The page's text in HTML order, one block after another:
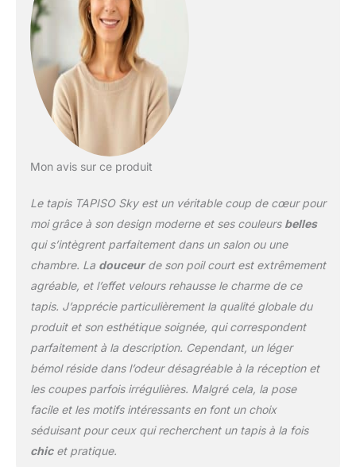
Mon avis sur ce produit
Le tapis TAPISO Sky est un véritable coup de cœur pour
moi grâce à son design moderne et ses couleurs belles
qui s’intègrent parfaitement dans un salon ou une
chambre. La douceurde son poil court est extrêmement
agréable, et l’effet velours rehausse le charme de ce
tapis. J’apprécie particulièrement la qualité globale du
produit et son esthétique soignée, qui correspondent
parfaitement à la description. Cependant, un léger
bémol réside dans l’odeur désagréable à la réception et
les coupes parfois irrégulières. Malgré cela, la pose
facile et les motifs intéressants en font un choix
séduisant pour ceux qui recherchent un tapis à la fois
chicet pratique.